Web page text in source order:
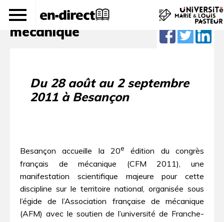
20e congrès français de
mécanique
Du 28 août au 2 septembre
2011 à Besançon
Besançon accueille la 20e
édition du congrès
français de mécanique (CFM 2011), une
manifestation scientifique majeure pour cette
discipline sur le territoire national, organisée sous
l’égide de l’Association française de mécanique
(AFM) avec le soutien de l’université de Franche-